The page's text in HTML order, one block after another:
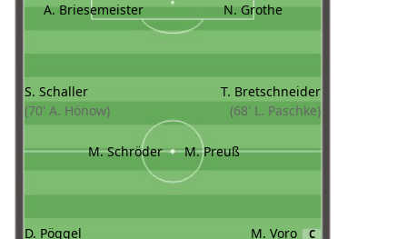
A. Briesemeister N. Grothe
S. Schaller
(70' A. Hönow)
T. Bretschneider
(68' L. Paschke)
M. Schröder M. Preuß
D. Pöggel M. Voro C